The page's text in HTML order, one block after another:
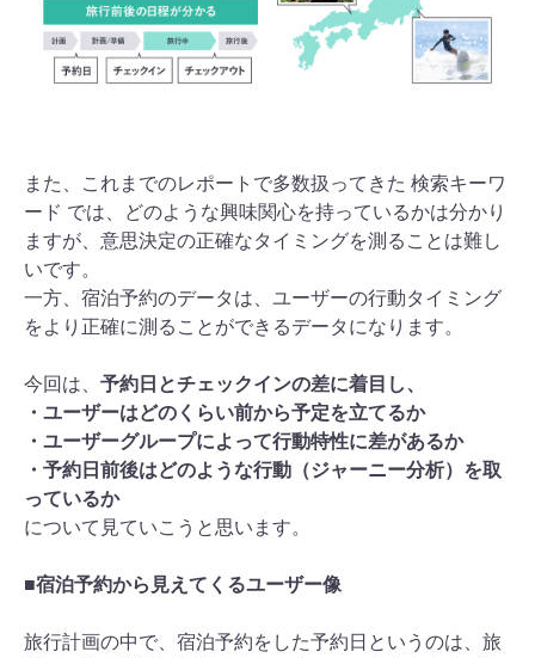
また、これまでのレポートで多数扱ってきた 検索キーワ
ード では、どのような興味関心を持っているかは分かり
ますが、意思決定の正確なタイミングを測ることは難し
いです。
一方、宿泊予約のデータは、ユーザーの行動タイミング
をより正確に測ることができるデータになります。
今回は、 予約日とチェックインの差に着目し、
・ユーザーはどのくらい前から予定を立てるか
・ユーザーグループによって行動特性に差があるか
・予約日前後はどのような行動（ジャーニー分析）を取
っているか
について見ていこうと思います。
■宿泊予約から見えてくるユーザー像
旅行計画の中で、宿泊予約をした予約日というのは、旅